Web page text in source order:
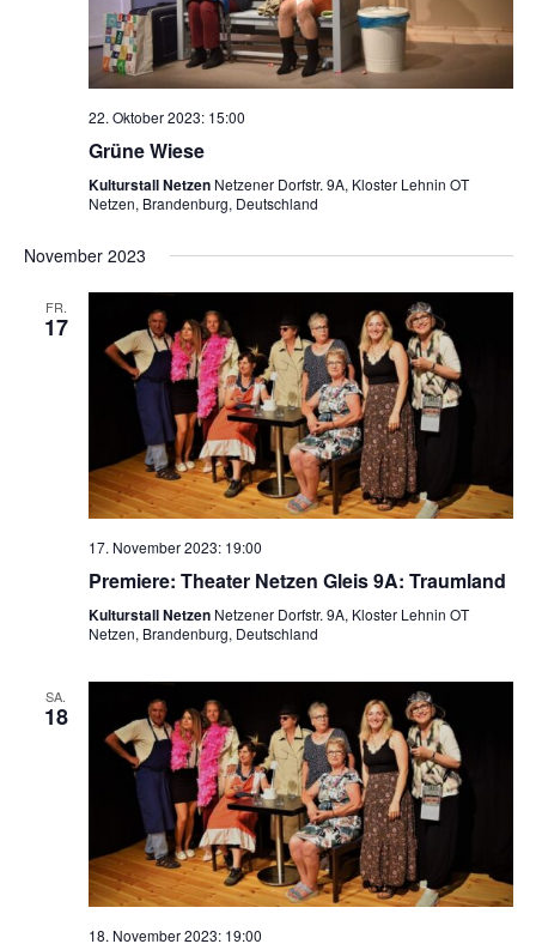
22. Oktober 2023: 15:00
Grüne Wiese
Kulturstall Netzen Netzener Dorfstr. 9A, Kloster Lehnin OT
Netzen, Brandenburg, Deutschland
November 2023
FR.
17
17. November 2023: 19:00
Premiere: Theater Netzen Gleis 9A: Traumland
Kulturstall Netzen Netzener Dorfstr. 9A, Kloster Lehnin OT
Netzen, Brandenburg, Deutschland
SA.
18
18. November 2023: 19:00